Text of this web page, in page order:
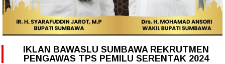
IKLAN BAWASLU SUMBAWA REKRUTMEN
PENGAWAS TPS PEMILU SERENTAK 2024